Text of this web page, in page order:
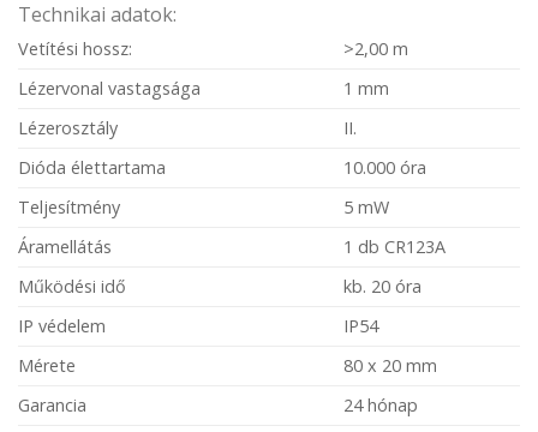
Technikai adatok:
Vetítési hossz:
>2,00 m
Lézervonal vastagsága
1 mm
Lézerosztály
II.
Dióda élettartama
10.000 óra
Teljesítmény
5 mW
Áramellátás
1 db CR123A
Működési idő
kb. 20 óra
IP védelem
IP54
Mérete
80 x 20 mm
Garancia
24 hónap